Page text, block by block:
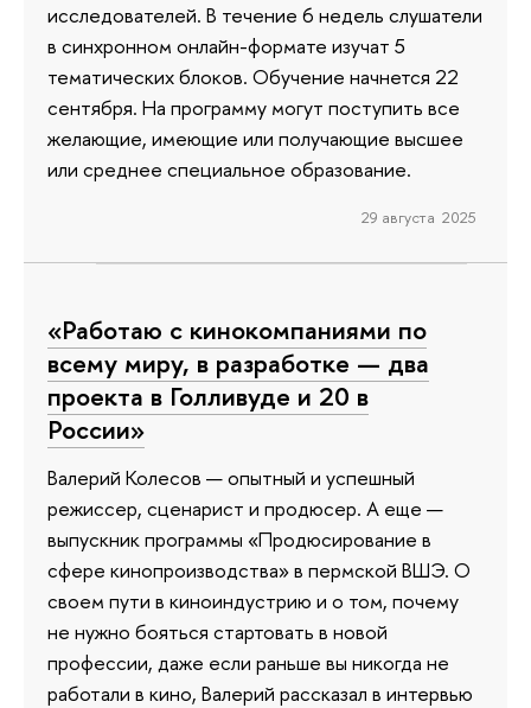
исследователей. В течение 6 недель слушатели
в синхронном онлайн-формате изучат 5
тематических блоков. Обучение начнется 22
сентября. На программу могут поступить все
желающие, имеющие или получающие высшее
или среднее специальное образование.
29 августа 2025
«Работаю с кинокомпаниями по
всему миру, в разработке — два
проекта в Голливуде и 20 в
России»
Валерий Колесов — опытный и успешный
режиссер, сценарист и продюсер. А еще —
выпускник программы «Продюсирование в
сфере кинопроизводства» в пермской ВШЭ. О
своем пути в киноиндустрию и о том, почему
не нужно бояться стартовать в новой
профессии, даже если раньше вы никогда не
работали в кино, Валерий рассказал в интервью